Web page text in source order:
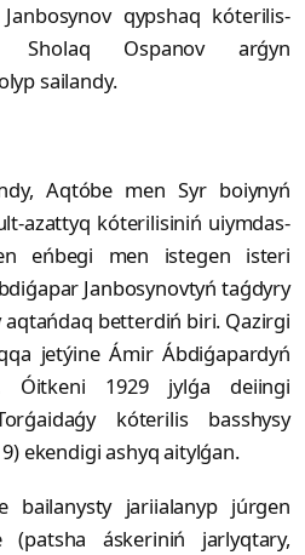
qypshaq kóte­rilis­
Ospanov ar­ǵyn
sailandy.
Aqtóbe men Syr boiynyń
azattyq kóterilisiniń uiymdas­
eńbegi men istegen isteri
Janbosynovtyń taǵdyry
better­diń biri. Qazirgi
jetýine Ámir Ábdiǵapardyń
Óitkeni 1929 jylǵa deiingi
kóterilis basshysy
ekendigi ashyq aitylǵan.
bai­lanys­­ty jariialanyp júrgen
áskeriniń jar­lyq­­tary,